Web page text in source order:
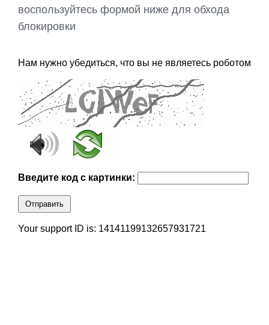
воспользуйтесь формой ниже для обхода
блокировки
Нам нужно убедиться, что вы не являетесь роботом
Введите код с картинки:
Отправить
Your support ID is: 14141199132657931721